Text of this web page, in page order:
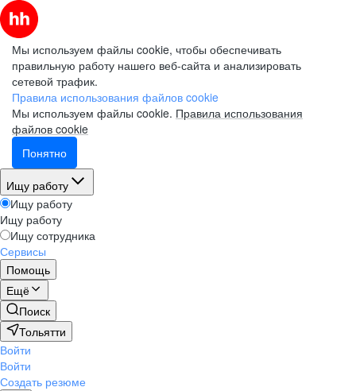
Мы используем файлы cookie, чтобы обеспечивать
правильную работу нашего веб-сайта и анализировать
сетевой трафик.
Правила использования файлов cookie
Мы используем файлы cookie. Правила использования
файлов cookie
Понятно
Ищу работу
Ищу работу
Ищу работу
Ищу сотрудника
Сервисы
Помощь
Ещё
Поиск
Тольятти
Войти
Войти
Создать резюме